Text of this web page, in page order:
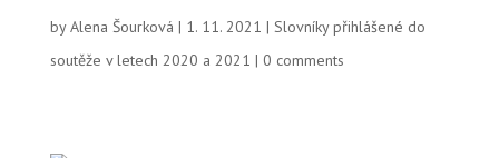
byAlena Šourková | 1. 11. 2021 | Slovníky přihlášené do
soutěže v letech 2020 a 2021 | 0 comments